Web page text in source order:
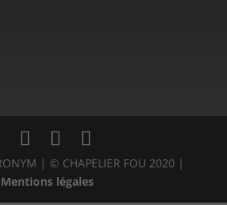
| © CHAPELIER FOU 2020 |
Mentions légales